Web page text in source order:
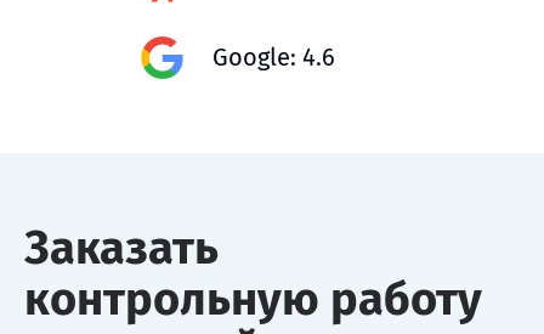
Google: 4.6
Заказать
контрольную работу